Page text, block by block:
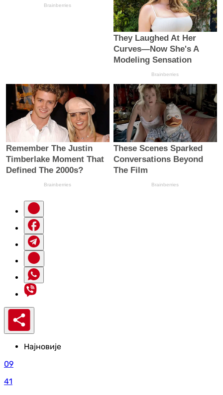
Најновије
09
41